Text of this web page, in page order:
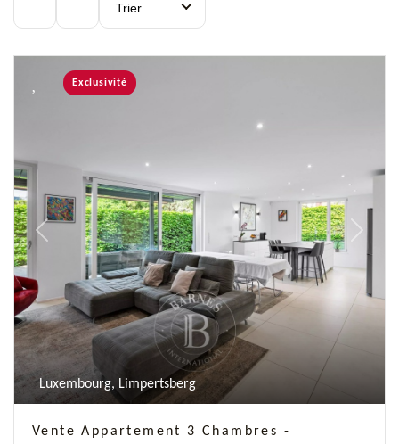
Trier
Previous Next
Exclusivité
Luxembourg, Limpertsberg
Vente Appartement 3 Chambres -